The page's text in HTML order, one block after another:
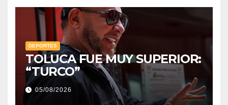
DEPORTES
TOLUCA FUE MUY SUPERIOR:
“TURCO”
05/08/2026